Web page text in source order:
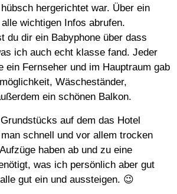
hergerichtet war. Über ein
wichtigen Infos abrufen.
du dir ein Babyphone über dass
ich auch echt klasse fand. Jeder
ein Fernseher und im Hauptraum gab
Wäscheständer,
ein schönen Balkon.
auf dem das Hotel
schnell und vor allem trocken
haben ab und zu eine
was ich persönlich aber gut
gut ein und aussteigen. 😉